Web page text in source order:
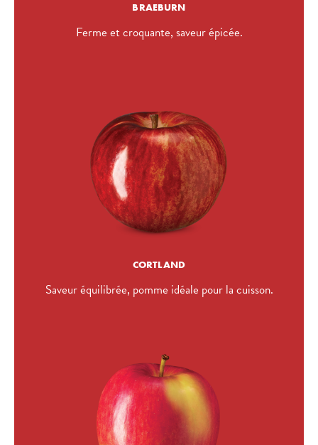
BRAEBURN
Ferme et croquante, saveur épicée.
CORTLAND
Saveur équilibrée, pomme idéale pour la cuisson.